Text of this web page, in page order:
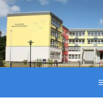
Zum
Inhalt
springen